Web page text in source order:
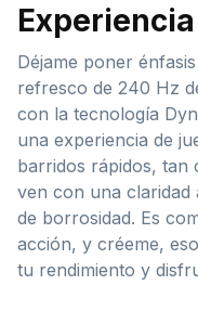
Déjame poner
refresco de 240 Hz
con la tecnología
una experiencia de
barridos rápidos, tan
ven con una
de borrosidad. Es
acción, y créeme,
tu rendimiento y